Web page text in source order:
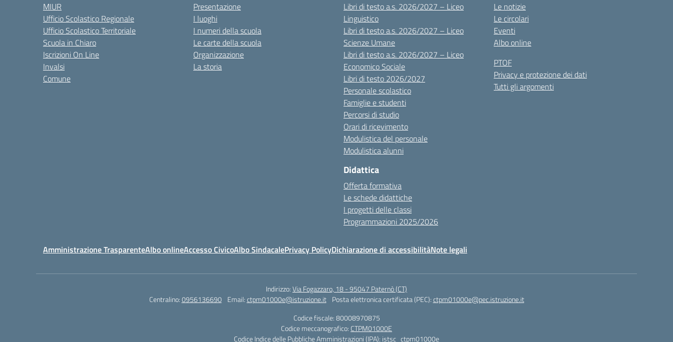
MIUR
Ufficio Scolastico Regionale
Ufficio Scolastico Territoriale
Scuola in Chiaro
Iscrizioni On Line
Invalsi
Comune
Presentazione
I luoghi
I numeri della scuola
Le carte della scuola
Organizzazione
La storia
Libri di testo a.s. 2026/2027 – Liceo
Linguistico
Libri di testo a.s. 2026/2027 – Liceo
Scienze Umane
Libri di testo a.s. 2026/2027 – Liceo
Economico Sociale
Libri di testo 2026/2027
Personale scolastico
Famiglie e studenti
Percorsi di studio
Orari di ricevimento
Modulistica del personale
Modulistica alunni
Didattica
Offerta formativa
Le schede didattiche
I progetti delle classi
Programmazioni 2025/2026
Le notizie
Le circolari
Eventi
Albo online
PTOF
Privacy e protezione dei dati
Tutti gli argomenti
Amministrazione TrasparenteAlbo onlineAccesso CivicoAlbo SindacalePrivacy PolicyDichiarazione di accessibilitàNote legali
Indirizzo:Via Fogazzaro, 18 - 95047 Paternò (CT)
Centralino:0956136690 Email:ctpm01000e@istruzione.it Posta elettronica certificata (PEC):ctpm01000e@pec.istruzione.it
Codice fiscale: 80008970875
Codice meccanografico: CTPM01000E
Codice Indice delle Pubbliche Amministrazioni (IPA): istsc_ctpm01000e